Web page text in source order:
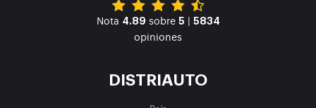
Nota 4.89 sobre 5 | 5834
opiniones
DISTRIAUTO